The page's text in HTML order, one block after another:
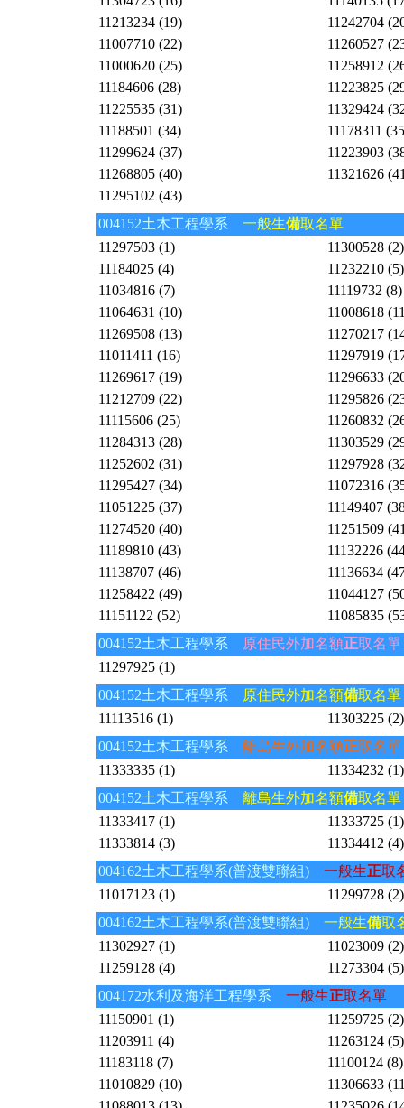
11213234 (19)
11242704
11007710 (22)
11260527
11000620 (25)
11258912
11184606 (28)
11223825
11225535 (31)
11329424
11188501 (34)
11178311
11299624 (37)
11223903
11268805 (40)
11321626
11295102 (43)
004152土木工程學系
一般生備取名單
11297503 (1)
11300528 (2)
11184025 (4)
11232210 (5)
11034816 (7)
11119732 (8)
11064631 (10)
11008618
11269508 (13)
11270217
11011411 (16)
11297919
11269617 (19)
11296633
11212709 (22)
11295826
11115606 (25)
11260832
11284313 (28)
11303529
11252602 (31)
11297928
11295427 (34)
11072316
11051225 (37)
11149407
11274520 (40)
11251509
11189810 (43)
11132226
11138707 (46)
11136634
11258422 (49)
11044127
11151122 (52)
11085835
004152土木工程學系
原住民外加名額正取名單
11297925 (1)
004152土木工程學系
原住民外加名額備取名單
11113516 (1)
11303225 (2)
004152土木工程學系
離島生外加名額正取名單
11333335 (1)
11334232 (1)
004152土木工程學系
離島生外加名額備取名單
11333417 (1)
11333725 (1)
11333814 (3)
11334412 (4)
004162土木工程學系(普渡雙聯組)
一般生正取
11017123 (1)
11299728 (2)
004162土木工程學系(普渡雙聯組)
一般生備取
11302927 (1)
11023009 (2)
11259128 (4)
11273304 (5)
004172水利及海洋工程學系
一般生正取名單
11150901 (1)
11259725 (2)
11203911 (4)
11263124 (5)
11183118 (7)
11100124 (8)
11010829 (10)
11306633